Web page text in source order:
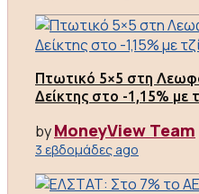
Πτωτικό 5×5 στη
Δείκτης στο -1,15% με
byMoneyView Team
3 εβδομάδες ago